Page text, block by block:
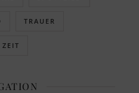
TRAUER
ZEIT